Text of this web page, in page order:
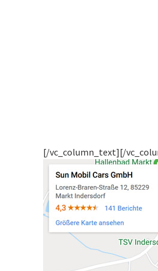
[/vc_column_text][/